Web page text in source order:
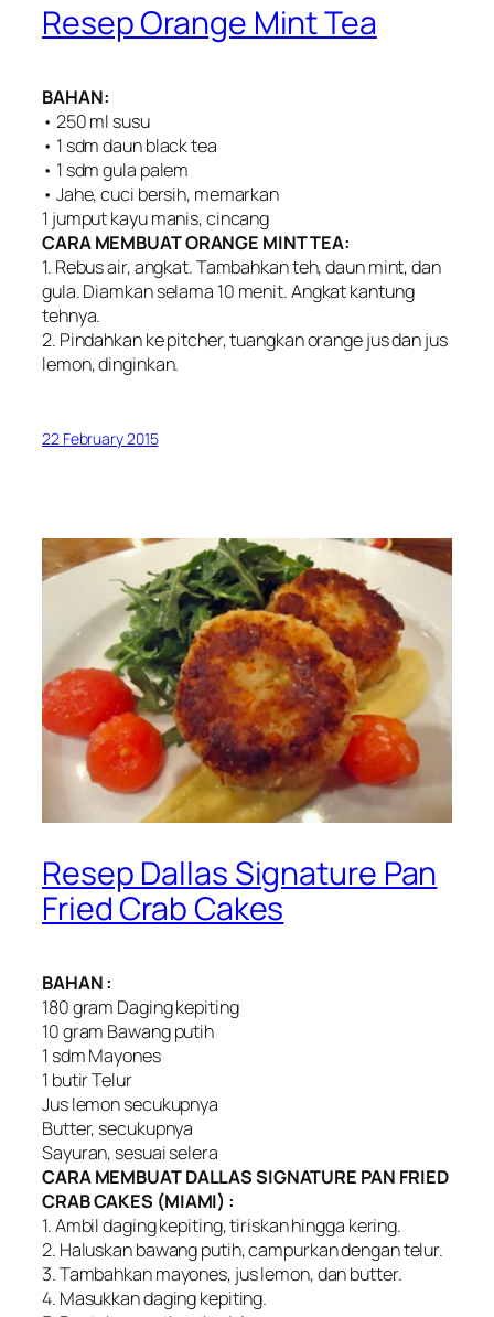
Resep Orange Mint Tea
BAHAN:
• 250 ml susu
• 1 sdm daun black tea
• 1 sdm gula palem
• Jahe, cuci bersih, memarkan
1 jumput kayu manis, cincang
CARA MEMBUAT ORANGE MINT TEA:
1. Rebus air, angkat. Tambahkan teh, daun mint, dan
gula. Diamkan selama 10 menit. Angkat kantung
tehnya.
2. Pindahkan ke pitcher, tuangkan orange jus dan jus
lemon, dinginkan.
22 February 2015
Resep Dallas Signature Pan
Fried Crab Cakes
BAHAN :
180 gram Daging kepiting
10 gram Bawang putih
1 sdm Mayones
1 butir Telur
Jus lemon secukupnya
Butter, secukupnya
Sayuran, sesuai selera
CARA MEMBUAT DALLAS SIGNATURE PAN FRIED
CRAB CAKES (MIAMI) :
1. Ambil daging kepiting, tiriskan hingga kering.
2. Haluskan bawang putih, campurkan dengan telur.
3. Tambahkan mayones, jus lemon, dan butter.
4. Masukkan daging kepiting.